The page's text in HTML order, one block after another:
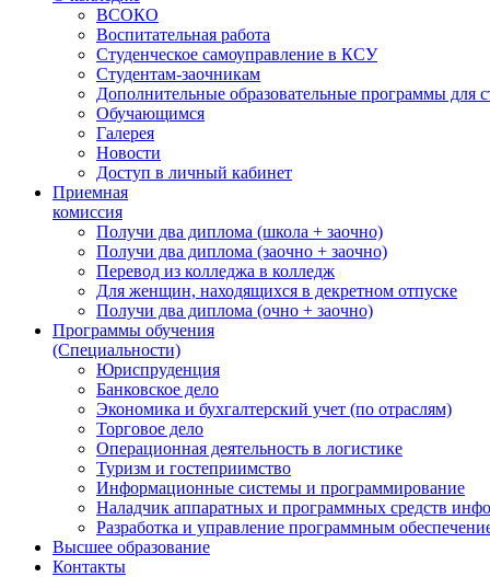
ВСОКО
Воспитательная работа
Студенческое самоуправление в КСУ
Студентам-заочникам
Дополнительные образовательные программы для
Обучающимся
Галерея
Новости
Доступ в личный кабинет
Приемная
комиссия
Получи два диплома (школа + заочно)
Получи два диплома (заочно + заочно)
Перевод из колледжа в колледж
Для женщин, находящихся в декретном отпуске
Получи два диплома (очно + заочно)
Программы обучения
(Специальности)
Юриспруденция
Банковское дело
Экономика и бухгалтерский учет (по отраслям)
Торговое дело
Операционная деятельность в логистике
Туризм и гостеприимство
Информационные системы и программирование
Наладчик аппаратных и программных средств
Разработка и управление программным
Высшее образование
Контакты